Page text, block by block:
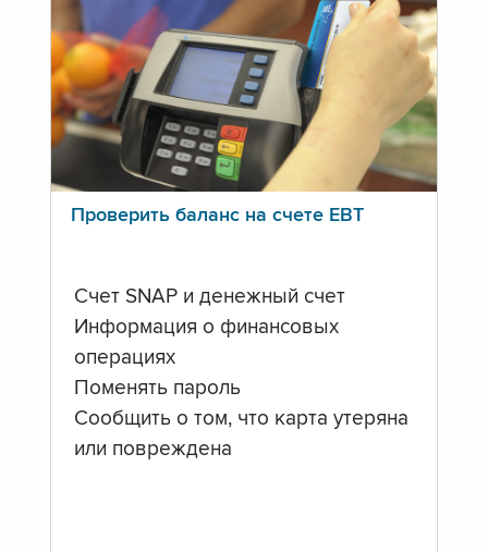
Проверить баланс на счете ЕВТ
Счет SNAP и денежный счет
Информация о финансовых
операциях
Поменять пароль
Сообщить о том, что карта утеряна
или повреждена